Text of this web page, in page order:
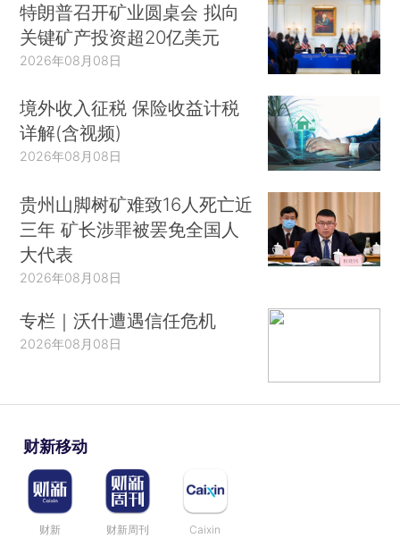
特朗普召开矿业圆桌会 拟向
关键矿产投资超20亿美元
2026年08月08日
境外收入征税 保险收益计税
详解(含视频)
2026年08月08日
贵州山脚树矿难致16人死亡近
三年 矿长涉罪被罢免全国人
大代表
2026年08月08日
专栏｜沃什遭遇信任危机
2026年08月08日
财新移动
财新 财新周刊 Caixin